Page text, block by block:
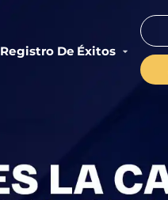
Registro De Éxitos